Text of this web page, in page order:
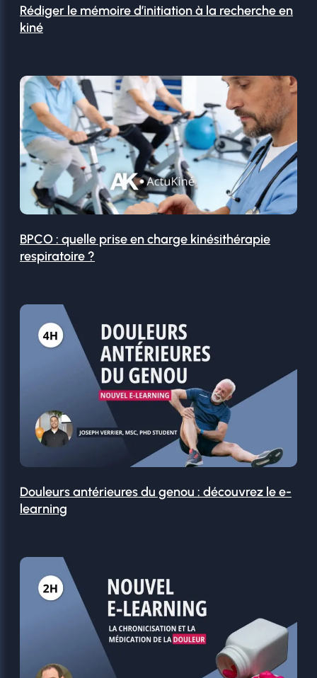
Rédiger le mémoire d’initiation à la recherche en
kiné
BPCO : quelle prise en charge kinésithérapie
respiratoire ?
Douleurs antérieures du genou : découvrez le e-
learning